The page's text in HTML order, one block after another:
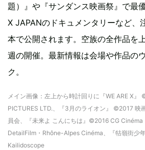
題）』や『サンダンス映画祭』で最
X JAPANのドキュメンタリーなど、
本で公開されます。空族の全作品を
週の開催。最新情報は会場や作品の
ク。
メイン画像：左上から時計回りに『WE ARE X』
PICTURES LTD.、『3月のライオン』 ©2017 映
員会、『未来よ こんにちは』©2016 CG Cinéma
DetailFilm・Rhône-Alpes Cinéma、『牯嶺街少
Kailidoscope